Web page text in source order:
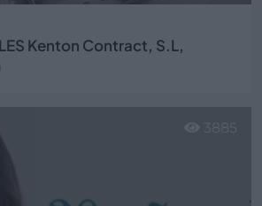
Kenton Contract, S.L,